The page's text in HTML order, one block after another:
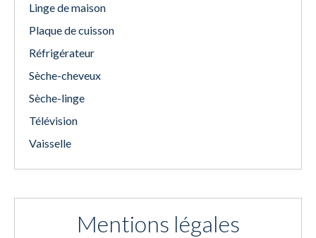
Linge de maison
Plaque de cuisson
Réfrigérateur
Sèche-cheveux
Sèche-linge
Télévision
Vaisselle
Mentions légales